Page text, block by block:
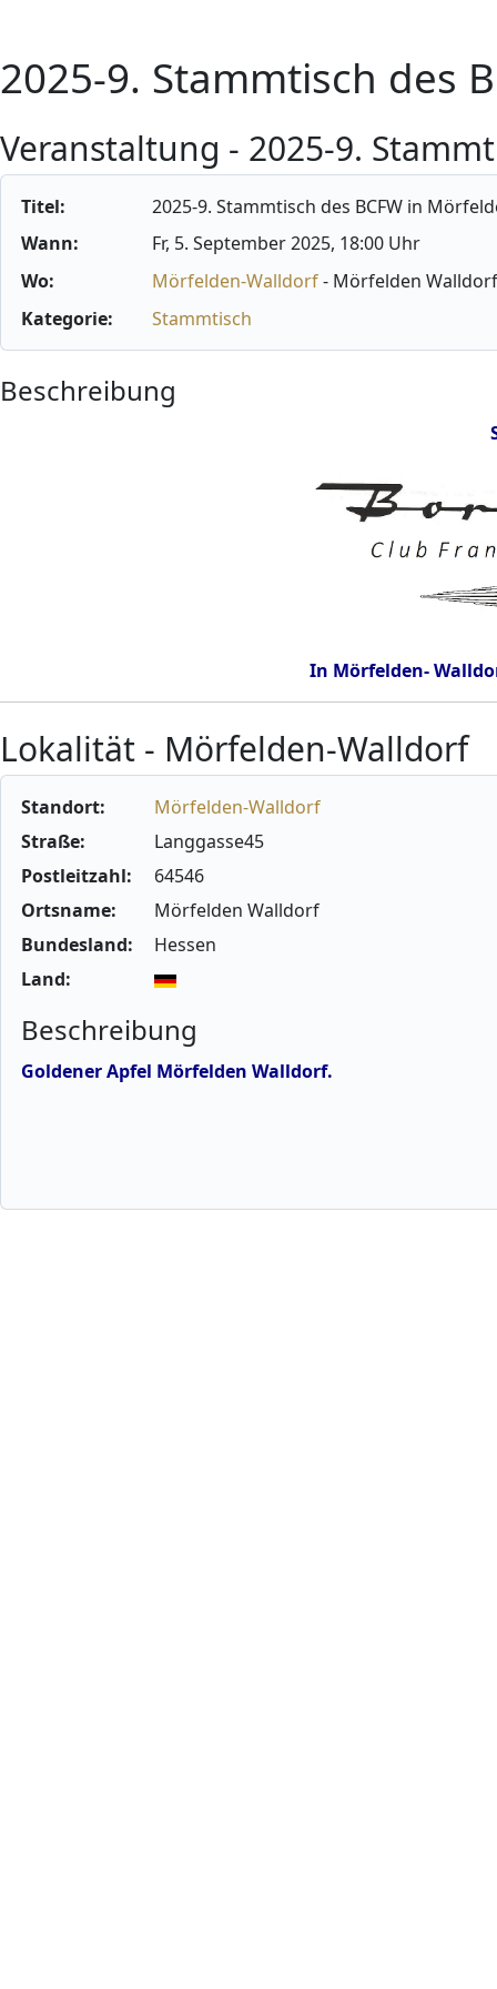
2025-9. Stammtisch des
Veranstaltung - 2025-9.
Titel:
2025-9. Stammtisch des BCFW in
Wann:
Fr, 5. September 2025, 18:00 Uhr
Wo:
Mörfelden-Walldorf- Mörfelden
Kategorie:
Stammtisch
Beschreibung
In Mörfelden-
Lokalität - Mörfelden-Walldorf
Standort:
Mörfelden-Walldorf
Straße:
Langgasse45
Postleitzahl:
64546
Ortsname:
Mörfelden Walldorf
Bundesland:
Hessen
Land:
Beschreibung
Goldener Apfel Mörfelden Walldorf.